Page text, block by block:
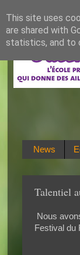
News
Talentiel
Nous
Festival du
This site uses
are shared with
statistics, and to